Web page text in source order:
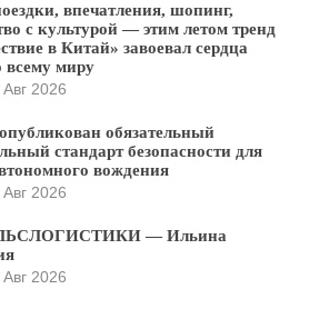
впечатления, шопинг,
с культурой — этим летом тренд
в Китай» завоевал сердца
всему миру
2026
обязательный
стандарт безопасности для
вождения
2026
— Ильина
2026